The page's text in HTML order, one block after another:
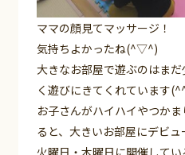
ママの顔見てマッサージ！
気持ちよかったね(^▽^)
大きなお部屋で遊ぶのはま
く遊びにきてくれています
お子さんがハイハイやつか
ると、大きいお部屋にデビ